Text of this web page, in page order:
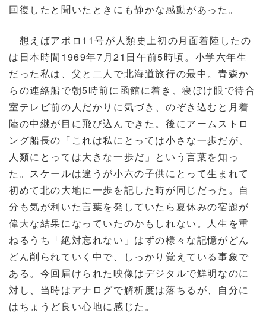
回復したと聞いたときにも静かな感動があった。
想えばアポロ11号が人類史上初の月面着陸したの
は日本時間1969年7月21日午前5時頃。小学六年生
だった私は、父と二人で北海道旅行の最中。青森か
らの連絡船で朝5時前に函館に着き、寝ぼけ眼で待合
室テレビ前の人だかりに気づき、のぞき込むと月着
陸の中継が目に飛び込んできた。後にアームストロ
ング船長の「これは私にとっては小さな一歩だが、
人類にとっては大きな一歩だ」という言葉を知っ
た。スケールは違うが小六の子供にとって生まれて
初めて北の大地に一歩を記した時が同じだった。自
分も気が利いた言葉を発していたら夏休みの宿題が
偉大な結果になっていたのかもしれない。人生を重
ねるうち「絶対忘れない」はずの様々な記憶がどん
どん削られていく中で、しっかり覚えている事象で
ある。今回届けられた映像はデジタルで鮮明なのに
対し、当時はアナログで解析度は落ちるが、自分に
はちょうど良い心地に感じた。